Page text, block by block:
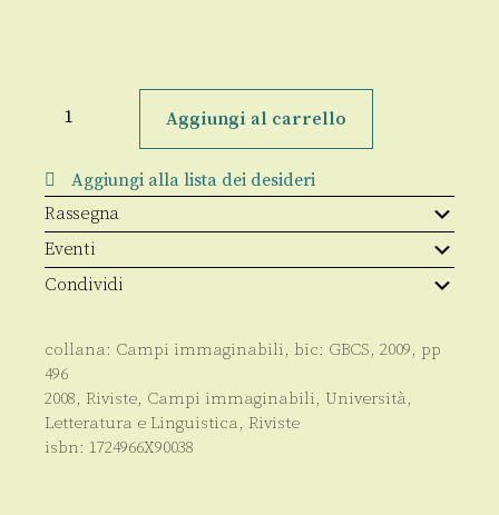
immaginabili
quantità
Aggiungi al carrello
Aggiungi alla lista dei desideri
Rassegna
Eventi
Condividi
collana: Campi immaginabili, bic: GBCS, 2009, pp
496
2008, Riviste, Campi immaginabili, Università,
Letteratura e Linguistica, Riviste
isbn: 1724966X90038